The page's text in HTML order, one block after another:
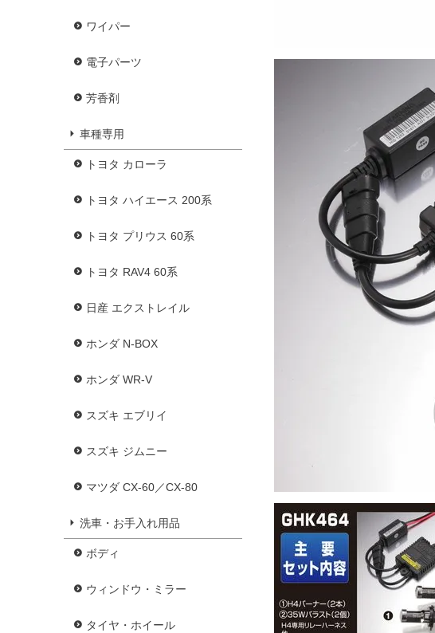
ワイパー
電子パーツ
芳香剤
車種専用
トヨタ カローラ
トヨタ ハイエース 200系
トヨタ プリウス 60系
トヨタ RAV4 60系
日産 エクストレイル
ホンダ N-BOX
ホンダ WR-V
スズキ エブリイ
スズキ ジムニー
マツダ CX-60／CX-80
洗車・お手入れ用品
ボディ
ウィンドウ・ミラー
タイヤ・ホイール